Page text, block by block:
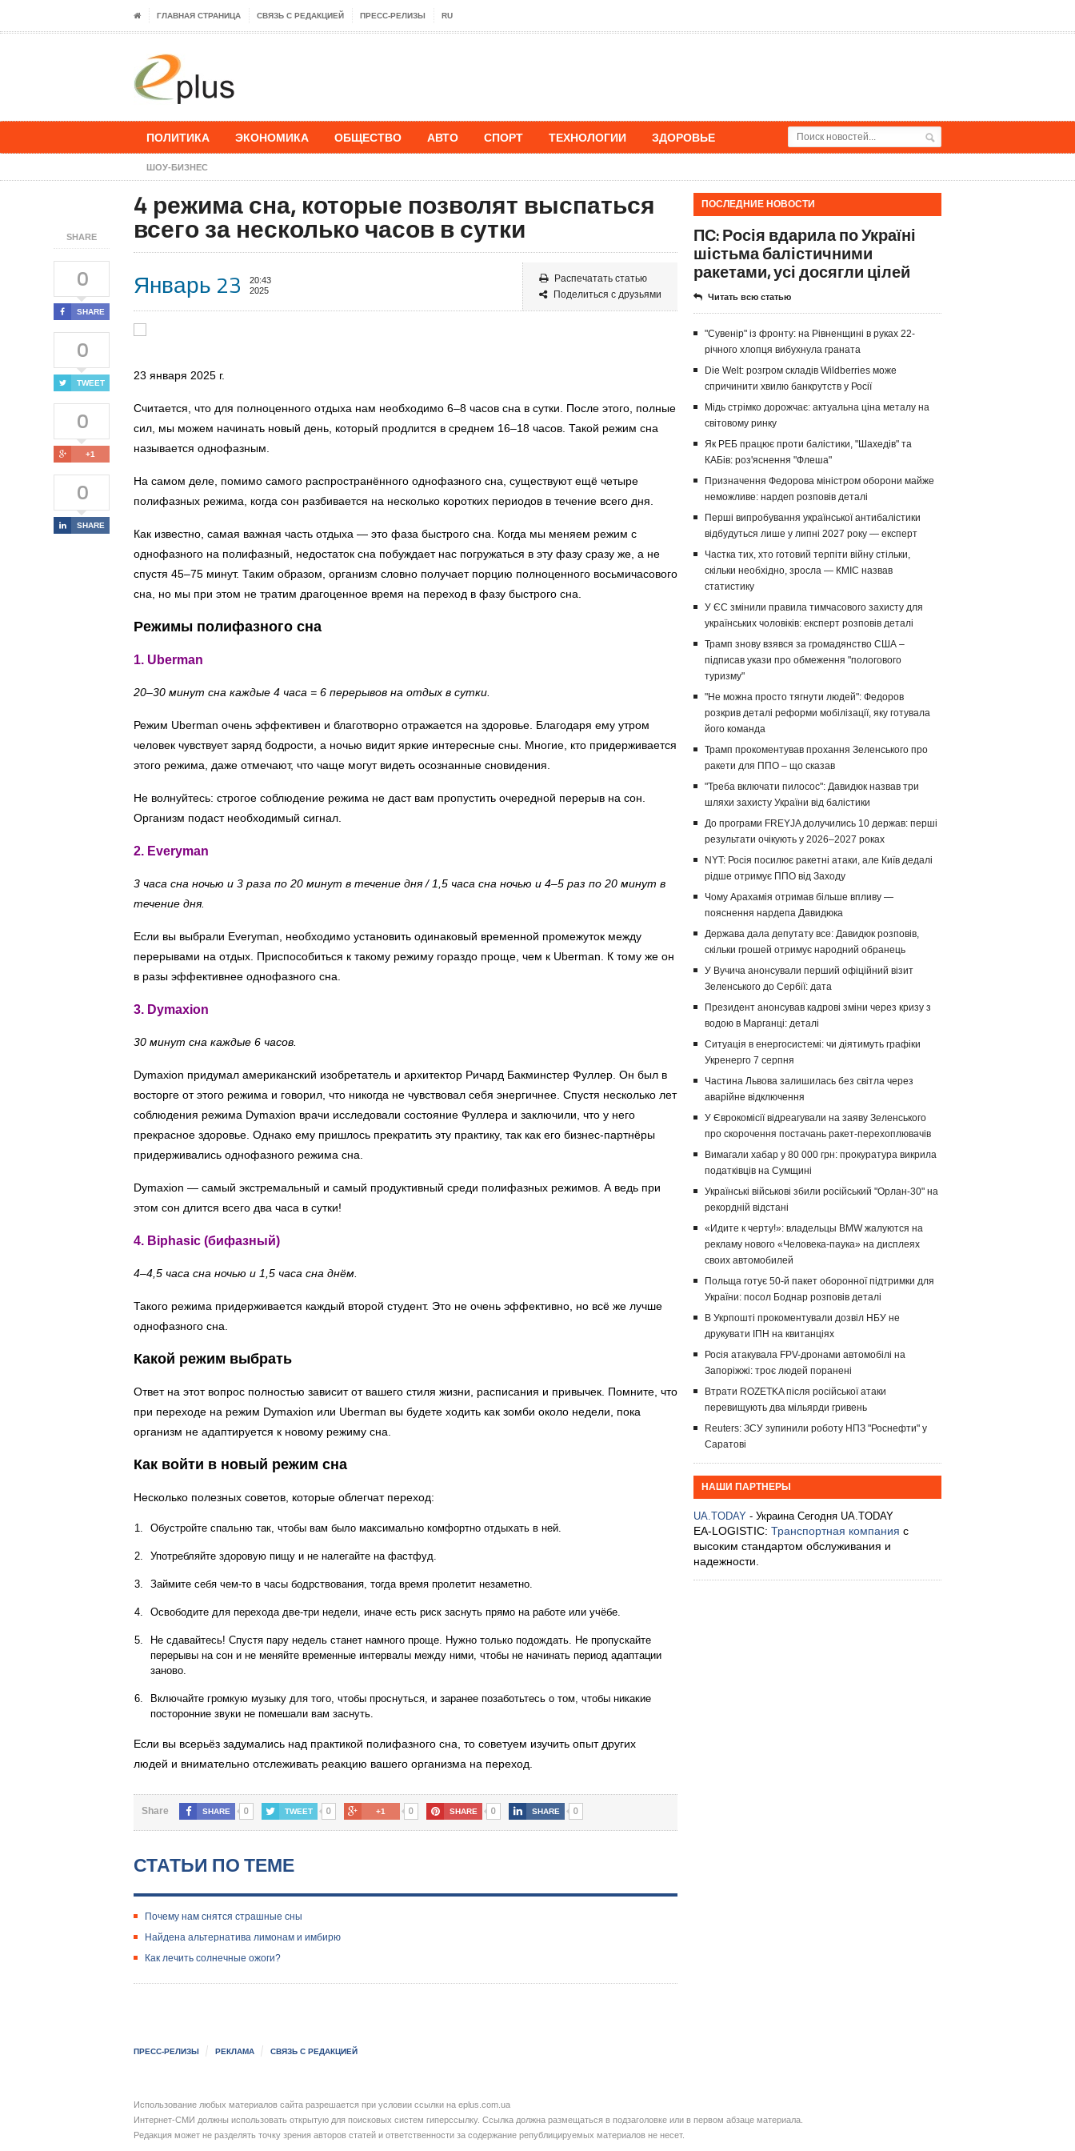
ГЛАВНАЯ СТРАНИЦА СВЯЗЬ С РЕДАКЦИЕЙ ПРЕСС-РЕЛИЗЫ RU
ПОЛИТИКА ЭКОНОМИКА ОБЩЕСТВО АВТО СПОРТ ТЕХНОЛОГИИ ЗДОРОВЬЕ
ШОУ-БИЗНЕС
SHARE
0
SHARE
0
TWEET
0
+1
0
SHARE
4 режима сна, которые позволят выспаться
всего за несколько часов в сутки
Январь 23
20:43
2025
Распечатать статью
Поделиться с друзьями
23 января 2025 г.
Считается, что для полноценного отдыха нам необходимо 6–8 часов сна в сутки. После этого, полные
сил, мы можем начинать новый день, который продлится в среднем 16–18 часов. Такой режим сна
называется однофазным.
На самом деле, помимо самого распространённого однофазного сна, существуют ещё четыре
полифазных режима, когда сон разбивается на несколько коротких периодов в течение всего дня.
Как известно, самая важная часть отдыха — это фаза быстрого сна. Когда мы меняем режим с
однофазного на полифазный, недостаток сна побуждает нас погружаться в эту фазу сразу же, а не
спустя 45–75 минут. Таким образом, организм словно получает порцию полноценного восьмичасового
сна, но мы при этом не тратим драгоценное время на переход в фазу быстрого сна.
Режимы полифазного сна
1. Uberman
20–30 минут сна каждые 4 часа = 6 перерывов на отдых в сутки.
Режим Uberman очень эффективен и благотворно отражается на здоровье. Благодаря ему утром
человек чувствует заряд бодрости, а ночью видит яркие интересные сны. Многие, кто придерживается
этого режима, даже отмечают, что чаще могут видеть осознанные сновидения.
Не волнуйтесь: строгое соблюдение режима не даст вам пропустить очередной перерыв на сон.
Организм подаст необходимый сигнал.
2. Everyman
3 часа сна ночью и 3 раза по 20 минут в течение дня / 1,5 часа сна ночью и 4–5 раз по 20 минут в
течение дня.
Если вы выбрали Everyman, необходимо установить одинаковый временной промежуток между
перерывами на отдых. Приспособиться к такому режиму гораздо проще, чем к Uberman. К тому же он
в разы эффективнее однофазного сна.
3. Dymaxion
30 минут сна каждые 6 часов.
Dymaxion придумал американский изобретатель и архитектор Ричард Бакминстер Фуллер. Он был в
восторге от этого режима и говорил, что никогда не чувствовал себя энергичнее. Спустя несколько лет
соблюдения режима Dymaxion врачи исследовали состояние Фуллера и заключили, что у него
прекрасное здоровье. Однако ему пришлось прекратить эту практику, так как его бизнес-партнёры
придерживались однофазного режима сна.
Dymaxion — самый экстремальный и самый продуктивный среди полифазных режимов. А ведь при
этом сон длится всего два часа в сутки!
4. Biphasic (бифазный)
4–4,5 часа сна ночью и 1,5 часа сна днём.
Такого режима придерживается каждый второй студент. Это не очень эффективно, но всё же лучше
однофазного сна.
Какой режим выбрать
Ответ на этот вопрос полностью зависит от вашего стиля жизни, расписания и привычек. Помните, что
при переходе на режим Dymaxion или Uberman вы будете ходить как зомби около недели, пока
организм не адаптируется к новому режиму сна.
Как войти в новый режим сна
Несколько полезных советов, которые облегчат переход:
Обустройте спальню так, чтобы вам было максимально комфортно отдыхать в ней.
Употребляйте здоровую пищу и не налегайте на фастфуд.
Займите себя чем-то в часы бодрствования, тогда время пролетит незаметно.
Освободите для перехода две-три недели, иначе есть риск заснуть прямо на работе или учёбе.
Не сдавайтесь! Спустя пару недель станет намного проще. Нужно только подождать. Не пропускайте
перерывы на сон и не меняйте временные интервалы между ними, чтобы не начинать период адаптации
заново.
Включайте громкую музыку для того, чтобы проснуться, и заранее позаботьтесь о том, чтобы никакие
посторонние звуки не помешали вам заснуть.
Если вы всерьёз задумались над практикой полифазного сна, то советуем изучить опыт других
людей и внимательно отслеживать реакцию вашего организма на переход.
Share SHARE 0 TWEET 0 +1 0 SHARE 0 SHARE 0
СТАТЬИ ПО ТЕМЕ
Почему нам снятся страшные сны
Найдена альтернатива лимонам и имбирю
Как лечить солнечные ожоги?
ПОСЛЕДНИЕ НОВОСТИ
ПС: Росія вдарила по Україні
шістьма балістичними
ракетами, усі досягли цілей
Читать всю статью
"Сувенір" із фронту: на Рівненщині в руках 22-
річного хлопця вибухнула граната
Die Welt: розгром складів Wildberries може
спричинити хвилю банкрутств у Росії
Мідь стрімко дорожчає: актуальна ціна металу на
світовому ринку
Як РЕБ працює проти балістики, "Шахедів" та
КАБів: роз'яснення "Флеша"
Призначення Федорова міністром оборони майже
неможливе: нардеп розповів деталі
Перші випробування української антибалістики
відбудуться лише у липні 2027 року — експерт
Частка тих, хто готовий терпіти війну стільки,
скільки необхідно, зросла — КМІС назвав
статистику
У ЄС змінили правила тимчасового захисту для
українських чоловіків: експерт розповів деталі
Трамп знову взявся за громадянство США –
підписав укази про обмеження "пологового
туризму"
"Не можна просто тягнути людей": Федоров
розкрив деталі реформи мобілізації, яку готувала
його команда
Трамп прокоментував прохання Зеленського про
ракети для ППО – що сказав
"Треба включати пилосос": Давидюк назвав три
шляхи захисту України від балістики
До програми FREYJA долучились 10 держав: перші
результати очікують у 2026–2027 роках
NYT: Росія посилює ракетні атаки, але Київ дедалі
рідше отримує ППО від Заходу
Чому Арахамія отримав більше впливу —
пояснення нардепа Давидюка
Держава дала депутату все: Давидюк розповів,
скільки грошей отримує народний обранець
У Вучича анонсували перший офіційний візит
Зеленського до Сербії: дата
Президент анонсував кадрові зміни через кризу з
водою в Марганці: деталі
Ситуація в енергосистемі: чи діятимуть графіки
Укренерго 7 серпня
Частина Львова залишилась без світла через
аварійне відключення
У Єврокомісії відреагували на заяву Зеленського
про скорочення постачань ракет-перехоплювачів
Вимагали хабар у 80 000 грн: прокуратура викрила
податківців на Сумщині
Українські військові збили російський "Орлан-30" на
рекордній відстані
«Идите к черту!»: владельцы BMW жалуются на
рекламу нового «Человека-паука» на дисплеях
своих автомобилей
Польща готує 50-й пакет оборонної підтримки для
України: посол Боднар розповів деталі
В Укрпошті прокоментували дозвіл НБУ не
друкувати ІПН на квитанціях
Росія атакувала FPV-дронами автомобілі на
Запоріжжі: троє людей поранені
Втрати ROZETKA після російської атаки
перевищують два мільярди гривень
Reuters: ЗСУ зупинили роботу НПЗ "Роснефти" у
Саратові
НАШИ ПАРТНЕРЫ
UA.TODAY - Украина Сегодня UA.TODAY
EA-LOGISTIC: Транспортная компания с
высоким стандартом обслуживания и
надежности.
ПРЕСС-РЕЛИЗЫ РЕКЛАМА СВЯЗЬ С РЕДАКЦИЕЙ
Использование любых материалов сайта разрешается при условии ссылки на eplus.com.ua
Интернет-СМИ должны использовать открытую для поисковых систем гиперссылку. Ссылка должна размещаться в подзаголовке или в первом абзаце материала.
Редакция может не разделять точку зрения авторов статей и ответственности за содержание републицируемых материалов не несет.